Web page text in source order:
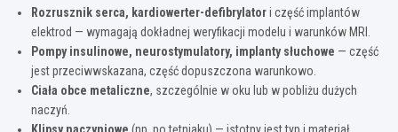
Rozrusznik serca, kardiowerter-defibrylatori część implantów
elektrod — wymagają dokładnej weryfikacji modelu i warunków MRI.
Pompy insulinowe, neurostymulatory, implanty słuchowe — część
jest przeciwwskazana, część dopuszczona warunkowo.
Ciała obce metaliczne, szczególnie w oku lub w pobliżu dużych
naczyń.